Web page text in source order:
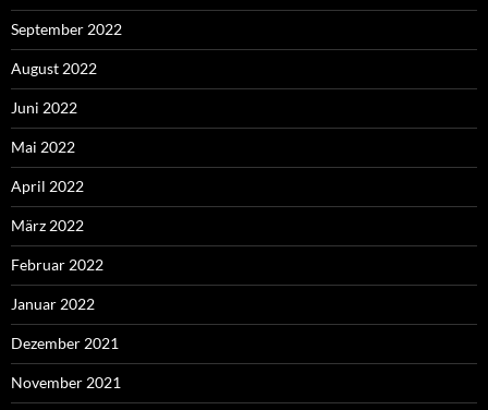
September 2022
August 2022
Juni 2022
Mai 2022
April 2022
März 2022
Februar 2022
Januar 2022
Dezember 2021
November 2021